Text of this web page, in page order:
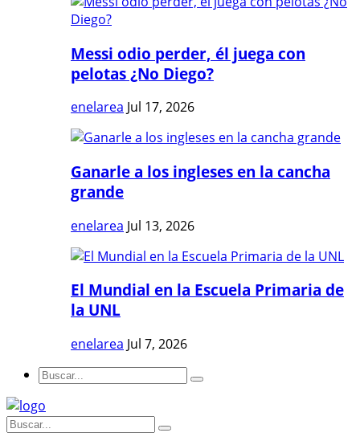
Messi odio perder, él juega con
pelotas ¿No Diego?
enelarea Jul 17, 2026
Ganarle a los ingleses en la cancha
grande
enelarea Jul 13, 2026
El Mundial en la Escuela Primaria de
la UNL
enelarea Jul 7, 2026